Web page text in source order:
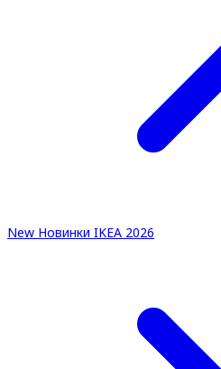
New Новинки IKEA 2026